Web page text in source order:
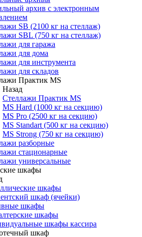
архив с электронным
SB (2100 кг на стеллаж)
SBL (750 кг на стеллаж)
для гаража
для дома
для инструмента
для складов
Практик MS
Назад
Стеллажи Практик MS
MS Hard (1000 кг на секцию)
MS Pro (2500 кг на секцию)
MS Standart (500 кг на секцию)
MS Strong (750 кг на секцию)
разборные
стационарные
универсальные
шкафы
шкафы
шкаф (ячейки)
шкафы
шкафы
шкафы кассира
шкаф